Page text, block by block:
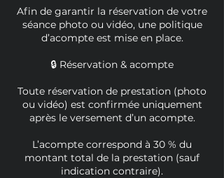
Afin de garantir la réservation de votre
séance photo ou vidéo, une politique
d’acompte est mise en place.
🔒 Réservation & acompte
Toute réservation de prestation (photo
ou vidéo) est confirmée uniquement
après le versement d’un acompte.
L’acompte correspond à 30 % du
montant total de la prestation (sauf
indication contraire).